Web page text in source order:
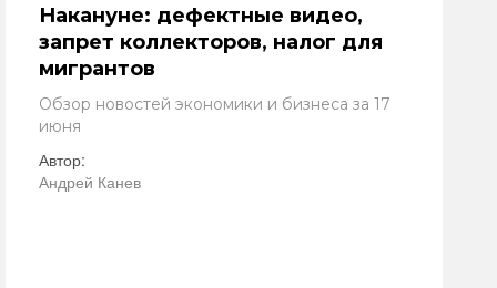
Накануне: дефектные видео,
запрет коллекторов, налог для
мигрантов
Обзор новостей экономики и бизнеса за 17
июня
Автор:
Андрей Канев